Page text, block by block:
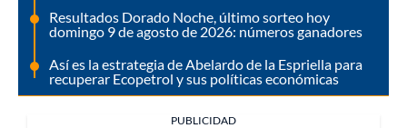
Resultados Dorado Noche, último sorteo hoy
domingo 9 de agosto de 2026: números ganadores
Así es la estrategia de Abelardo de la Espriella para
recuperar Ecopetrol y sus políticas económicas
PUBLICIDAD